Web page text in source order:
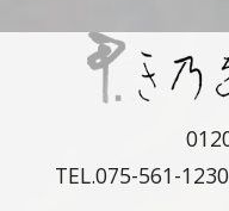
TEL.075-561-